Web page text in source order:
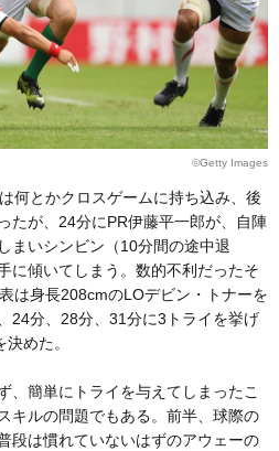
©Getty Images
何とかクロスゲームに持ち込み、後
たが、24分にPR伊藤平一郎が、自陣
まいシンビン（10分間の途中退
に傾いてしまう。数的不利だったそ
は身長208cmのLOデビン・トナーを
24分、28分、31分に3トライを挙げ
めた。
簡単にトライを与えてしまったこ
キルの問題でもある。前半、球際の
段は慣れていないはずのアウェーの